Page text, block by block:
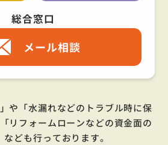
総合窓口
メール相談
や「水漏れなどのトラブル時に保
リフォームローンなどの資金面の
なども行っております。